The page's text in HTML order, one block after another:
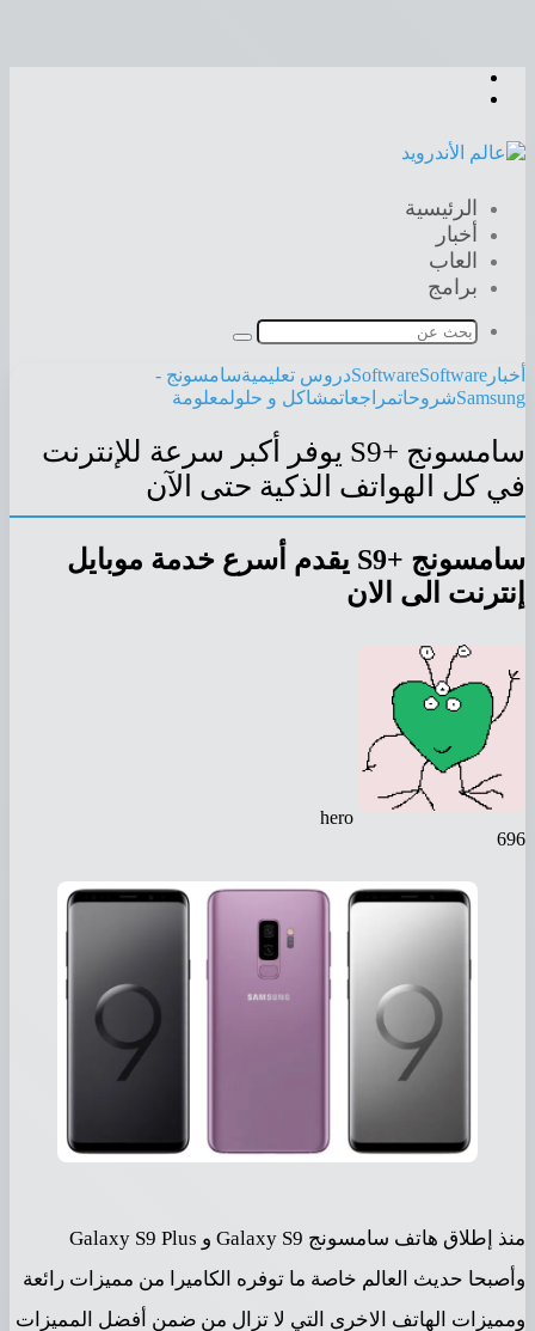
الرئيسية
أخبار
العاب
برامج
بحث
عن
أخبار SoftwareSoftware دروس تعليميةسامسونج -
Samsungشروحاتمراجعاتمشاكل و حلولمعلومة
سامسونج +S9 يوفر أكبر سرعة للإنترنت
في كل الهواتف الذكية حتى الآن
سامسونج +S9 يقدم أسرع خدمة موبايل
إنترنت الى الان
hero
696
وأصبحا حديث العالم خاصة ما توفره الكاميرا من مميزات رائعة
ومميزات الهاتف الاخرى التي لا تزال من ضمن أفضل المميزات